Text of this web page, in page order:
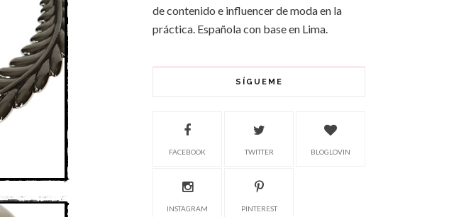
de contenido e influencer de moda en la
práctica. Española con base en Lima.
SÍGUEME
FACEBOOK TWITTER BLOGLOVIN
INSTAGRAM PINTEREST